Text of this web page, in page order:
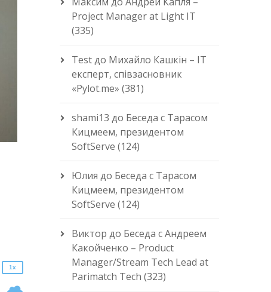
1x
Project Manager at Light IT
(335)
Testдо Михайло Кашкін – IT
експерт, співзасновник
«Pylot.me» (381)
shami13 до Беседа с Тарасом
Кицмеем, президентом
SoftServe (124)
Юлия до Беседа с Тарасом
Кицмеем, президентом
SoftServe (124)
Виктор до Беседа с Андреем
Какойченко – Product
Manager/Stream Tech Lead at
Parimatch Tech (323)